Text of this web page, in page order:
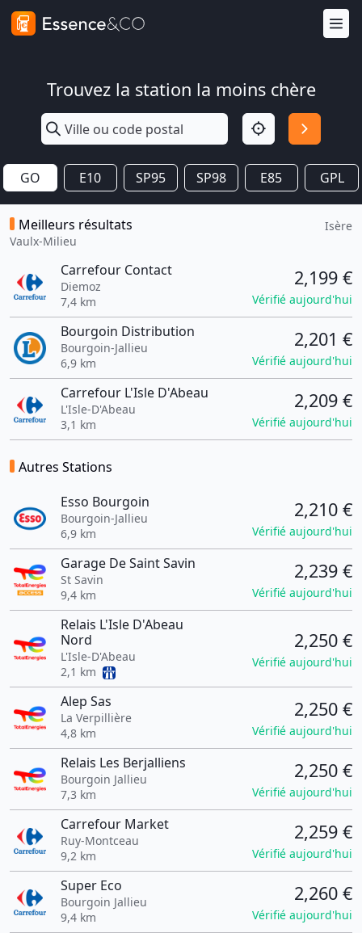
Trouvez la station la moins chère
GO E10 SP95 SP98 E85 GPL
Meilleurs résultats
Vaulx-Milieu
Isère
Carrefour Contact
Diemoz
7,4 km
2,199 €
Vérifié aujourd'hui
Bourgoin Distribution
Bourgoin-Jallieu
6,9 km
2,201 €
Vérifié aujourd'hui
Carrefour L'Isle D'Abeau
L'Isle-D'Abeau
3,1 km
2,209 €
Vérifié aujourd'hui
Autres Stations
Esso Bourgoin
Bourgoin-Jallieu
6,9 km
2,210 €
Vérifié aujourd'hui
Garage De Saint Savin
St Savin
9,4 km
2,239 €
Vérifié aujourd'hui
Relais L'Isle D'Abeau
Nord
L'Isle-D'Abeau
2,1 km
2,250 €
Vérifié aujourd'hui
Alep Sas
La Verpillière
4,8 km
2,250 €
Vérifié aujourd'hui
Relais Les Berjalliens
Bourgoin Jallieu
7,3 km
2,250 €
Vérifié aujourd'hui
Carrefour Market
Ruy-Montceau
9,2 km
2,259 €
Vérifié aujourd'hui
Super Eco
Bourgoin Jallieu
9,4 km
2,260 €
Vérifié aujourd'hui